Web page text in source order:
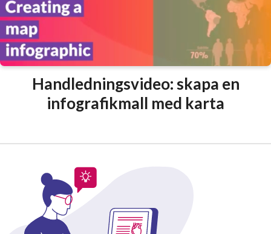
Handledningsvideo: skapa en
infografikmall med karta